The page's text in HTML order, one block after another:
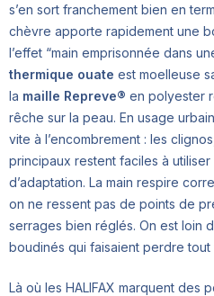
s’en sort franchement bien en
chèvre apporte rapidement une
l’effet “main emprisonnée dans
thermique ouate est moelleuse
la maille Repreve® en polyester
rêche sur la peau. En usage
vite à l’encombrement : les
principaux restent faciles à
d’adaptation. La main respire
on ne ressent pas de points de
serrages bien réglés. On est loin
boudinés qui faisaient perdre
Là où les HALIFAX marquent des